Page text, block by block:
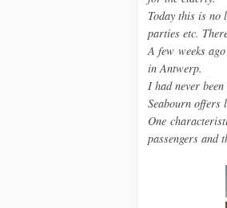
Today this is no
parties etc.
A few weeks
in Antwerp.
I had never
Seabourn offers
One
passengers and